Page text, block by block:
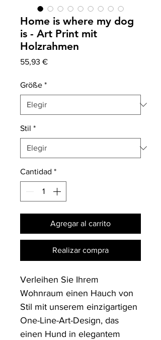
Home is where my dog
is - Art Print mit
Holzrahmen
55,93 €Precio
Größe *
Stil *
Cantidad *
Agregar al carrito
Realizar compra
Verleihen Sie Ihrem
Wohnraum einen Hauch von
Stil mit unserem einzigartigen
One-Line-Art-Design, das
einen Hund in elegantem